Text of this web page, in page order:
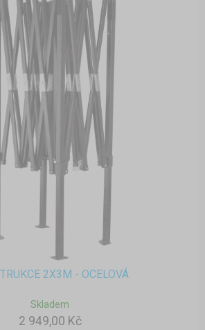
2X3M - OCELOVÁ
Skladem
2 949,00 Kč